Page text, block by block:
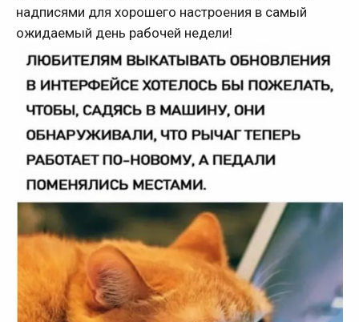
надписями для хорошего настроения в самый
ожидаемый день рабочей недели!